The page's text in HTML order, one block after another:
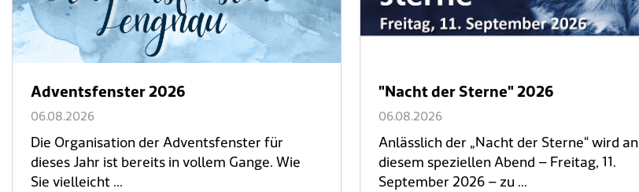
Adventsfenster 2026
06.08.2026
Die Organisation der Adventsfenster für
dieses Jahr ist bereits in vollem Gange. Wie
Sie vielleicht ...
"Nacht der Sterne" 2026
06.08.2026
Anlässlich der „Nacht der Sterne“ wird an
diesem speziellen Abend – Freitag, 11.
September 2026 – zu ...